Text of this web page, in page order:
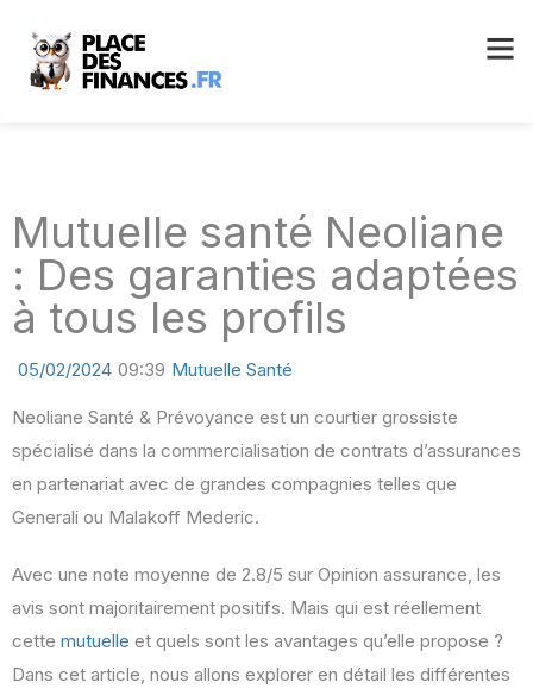
Mutuelle santé Neoliane
: Des garanties adaptées
à tous les profils
05/02/2024 09:39 Mutuelle Santé
Neoliane Santé & Prévoyance est un courtier grossiste
spécialisé dans la commercialisation de contrats d’assurances
en partenariat avec de grandes compagnies telles que
Generali ou Malakoff Mederic.
Avec une note moyenne de 2.8/5 sur Opinion assurance, les
avis sont majoritairement positifs. Mais qui est réellement
cette mutuelle et quels sont les avantages qu’elle propose ?
Dans cet article, nous allons explorer en détail les différentes